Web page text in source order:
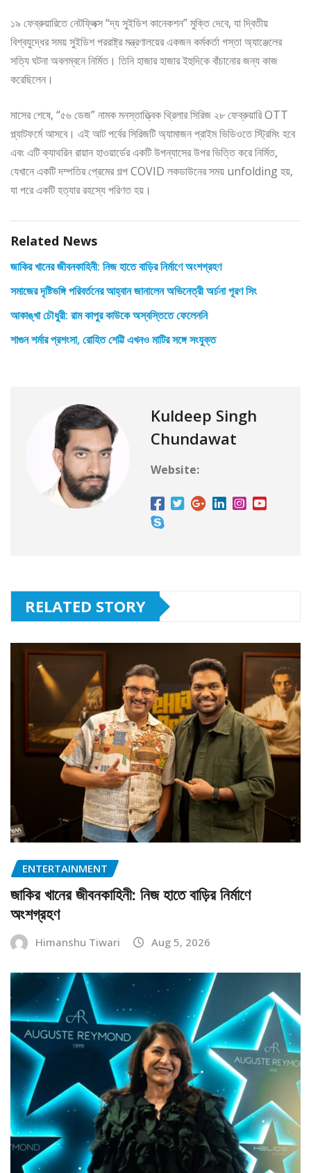
১৯ ফেব্রুয়ারিতে নেটফ্লিক্স “দ্য সুইডিশ কানেকশন” মুক্তি দেবে, যা দ্বিতীয়
বিশ্বযুদ্ধের সময় সুইডিশ পররাষ্ট্র মন্ত্রণালয়ের একজন কর্মকর্তা গস্তা অ্যাঞ্জেলের
সত্যি ঘটনা অবলম্বনে নির্মিত। তিনি হাজার হাজার ইহুদিকে বাঁচানোর জন্য কাজ
করেছিলেন।
মাসের শেষে, “৫৬ ডেজ” নামক মনস্তাত্ত্বিক থ্রিলার সিরিজ ২৮ ফেব্রুয়ারি OTT
প্ল্যাটফর্মে আসবে। এই আট পর্বের সিরিজটি অ্যামাজন প্রাইম ভিডিওতে স্ট্রিমিং হবে
এবং এটি ক্যাথরিন রায়ান হাওয়ার্ডের একটি উপন্যাসের উপর ভিত্তি করে নির্মিত,
যেখানে একটি দম্পতির প্রেমের গল্প COVID লকডাউনের সময় unfolding হয়,
যা পরে একটি হত্যার রহস্যে পরিণত হয়।
Related News
জাকির খানের জীবনকাহিনী: নিজ হাতে বাড়ির নির্মাণে অংশগ্রহণ
সমাজের দৃষ্টিভঙ্গি পরিবর্তনের আহ্বান জানালেন অভিনেত্রী অর্চনা পূরণ সিং
আকাঙ্খা চৌধুরী: রাম কাপুর কাউকে অস্বস্তিতে ফেলেননি
শাগুন শর্মার প্রশংসা, রোহিত শেট্টি এখনও মাটির সঙ্গে সংযুক্ত
Kuldeep Singh
Chundawat
Website:
RELATED STORY
ENTERTAINMENT
জাকির খানের জীবনকাহিনী: নিজ হাতে বাড়ির নির্মাণে
অংশগ্রহণ
Himanshu Tiwari Aug 5, 2026